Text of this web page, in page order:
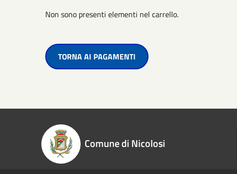
Non sono presenti elementi nel carrello.
TORNA AI PAGAMENTI
Comune di Nicolosi